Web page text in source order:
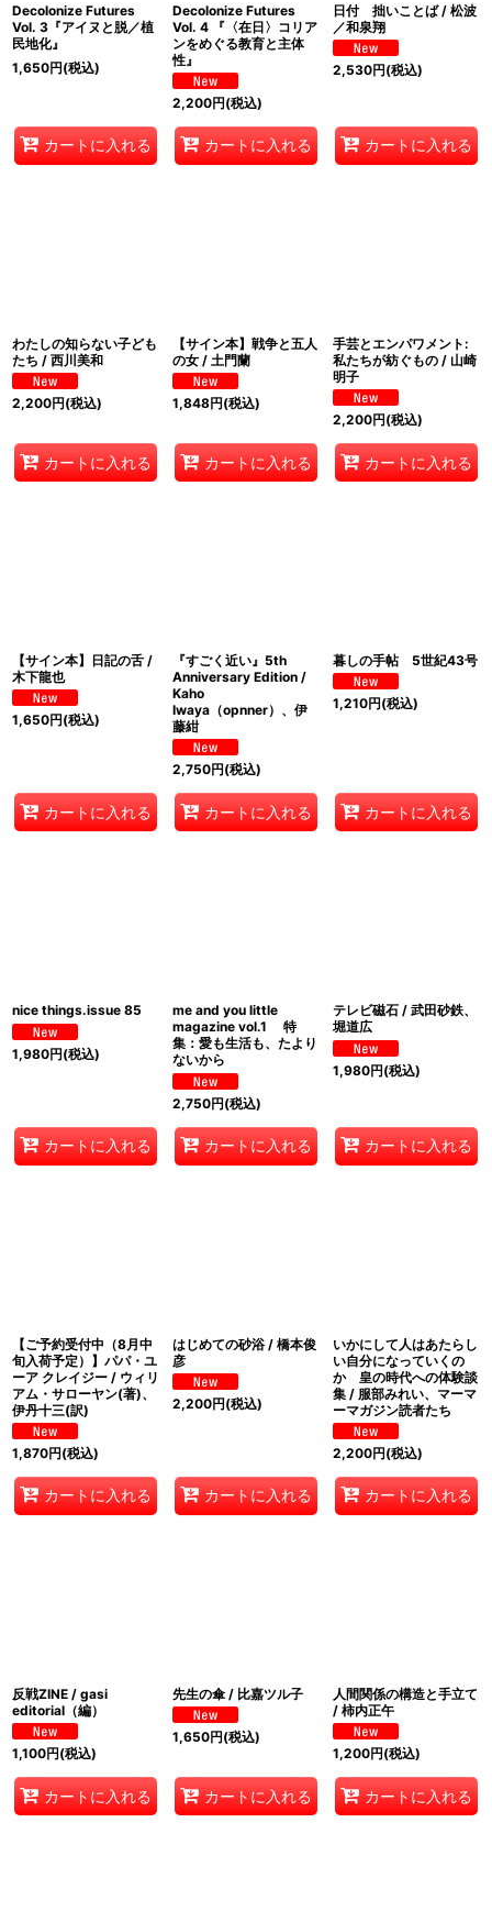
Decolonize Futures
Vol. 3『アイヌと脱／植
民地化』
1,650円(税込)
カートに入れる
Decolonize Futures
Vol. 4 『〈在日〉コリア
ンをめぐる教育と主体
性』
2,200円(税込)
カートに入れる
日付 拙いことば / 松波
／和泉翔
2,530円(税込)
カートに入れる
わたしの知らない子ども
たち / 西川美和
2,200円(税込)
カートに入れる
【サイン本】戦争と五人
の女 / 土門蘭
1,848円(税込)
カートに入れる
手芸とエンパワメント:
私たちが紡ぐもの / 山崎
明子
2,200円(税込)
カートに入れる
【サイン本】日記の舌 /
木下龍也
1,650円(税込)
カートに入れる
『すごく近い』5th
Anniversary Edition /
Kaho
Iwaya（opnner）、伊
藤紺
2,750円(税込)
カートに入れる
暮しの手帖 5世紀43号
1,210円(税込)
カートに入れる
nice things.issue 85
1,980円(税込)
カートに入れる
me and you little
magazine vol.1 特
集：愛も生活も、たより
ないから
2,750円(税込)
カートに入れる
テレビ磁石 / 武田砂鉄、
堀道広
1,980円(税込)
カートに入れる
【ご予約受付中（8月中
旬入荷予定）】パパ・ユ
ーア クレイジー / ウィリ
アム・サローヤン(著)、
伊丹十三(訳)
1,870円(税込)
カートに入れる
はじめての砂浴 / 橋本俊
彦
2,200円(税込)
カートに入れる
いかにして人はあたらし
い自分になっていくの
か 皇の時代への体験談
集 / 服部みれい、マーマ
ーマガジン読者たち
2,200円(税込)
カートに入れる
反戦ZINE / gasi
editorial（編）
1,100円(税込)
カートに入れる
先生の傘 / 比嘉ツル子
1,650円(税込)
カートに入れる
人間関係の構造と手立て
/ 柿内正午
1,200円(税込)
カートに入れる